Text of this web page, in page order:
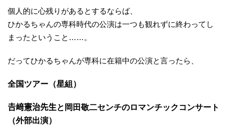
個人的に心残りがあるとするならば、
ひかるちゃんの専科時代の公演は一つも観れずに終わってし
まったということ……。
だってひかるちゃんが専科に在籍中の公演と言ったら、
全国ツアー（星組）
𠮷﨑憲治先生と岡田敬二センチのロマンチックコンサート
（外部出演）